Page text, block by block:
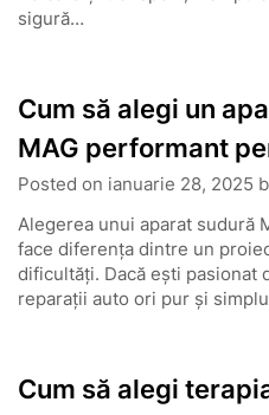
sigură…
Cum să alegi un
MAG performant
Posted on ianuarie 28, 2025
Alegerea unui aparat sudură
face diferența dintre un
dificultăți. Dacă ești pasionat
reparații auto ori pur și
Cum să alegi